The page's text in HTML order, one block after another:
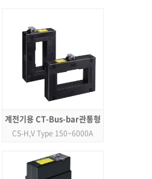
계전기용 CT-Bus-bar관통형
CS-H,V Type 150~6000A